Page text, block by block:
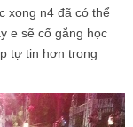
xong n4 đã có thể
e sẽ cố gắng học
tự tin hơn trong